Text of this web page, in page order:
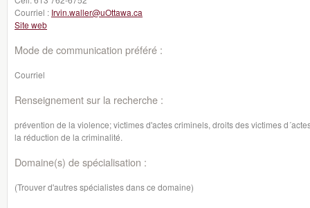
Courriel : Irvin.waller@uOttawa.ca
Site web
Mode de communication préféré :
Courriel
Renseignement sur la recherche :
prévention de la violence; victimes d'actes criminels, droits des victimes
la réduction de la criminalité.
Domaine(s) de spécialisation :
(Trouver d'autres spécialistes dans ce domaine)